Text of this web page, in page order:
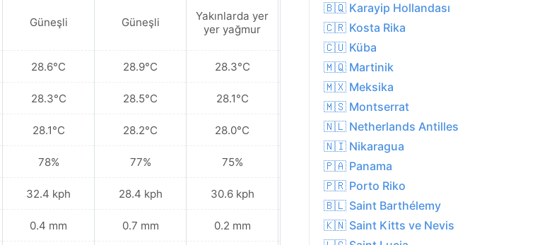
Güneşli
28.6°C
28.3°C
28.1°C
78%
32.4 kph
0.4 mm
Güneşli
28.9°C
28.5°C
28.2°C
77%
28.4 kph
0.7 mm
Yakınlarda yer
yer yağmur
28.3°C
28.1°C
28.0°C
75%
30.6 kph
0.2 mm
Yakınlarda yer
yer yağmur
28.3°C
28.0°C
27.7°C
77%
32.8 kph
0.1 mm
🇧🇶 Karayip Hollandası
🇨🇷 Kosta Rika
🇨🇺 Küba
🇲🇶 Martinik
🇲🇽 Meksika
🇲🇸 Montserrat
🇳🇱 Netherlands Antilles
🇳🇮 Nikaragua
🇵🇦 Panama
🇵🇷 Porto Riko
🇧🇱 Saint Barthélemy
🇰🇳 Saint Kitts ve Nevis